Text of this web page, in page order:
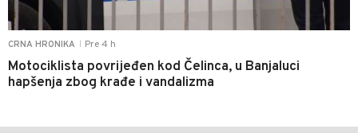
CRNA HRONIKA Pre 4 h
Motociklista povrijeđen kod Čelinca, u Banjaluci
hapšenja zbog krađe i vandalizma